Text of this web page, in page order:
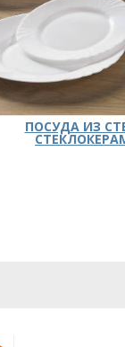
ПОСУДА ИЗ